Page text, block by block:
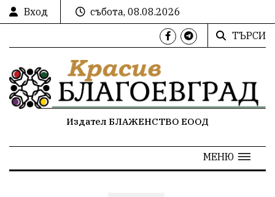
Вход
събота, 08.08.2026
ТЪРСИ
Издател БЛАЖЕНСТВО ЕООД
МЕНЮ